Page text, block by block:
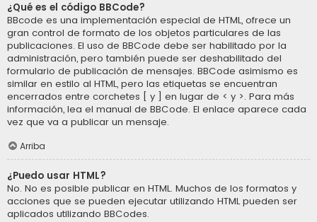
¿Qué es el código BBCode?
BBcode es una implementación especial de HTML, ofrece un
gran control de formato de los objetos particulares de las
publicaciones. El uso de BBCode debe ser habilitado por la
administración, pero también puede ser deshabilitado del
formulario de publicación de mensajes. BBCode asimismo es
similar en estilo al HTML, pero las etiquetas se encuentran
encerrados entre corchetes [ y ] en lugar de < y >. Para más
información, lea el manual de BBCode. El enlace aparece cada
vez que va a publicar un mensaje.
Arriba
¿Puedo usar HTML?
No. No es posible publicar en HTML. Muchos de los formatos y
acciones que se pueden ejecutar utilizando HTML pueden ser
aplicados utilizando BBCodes.